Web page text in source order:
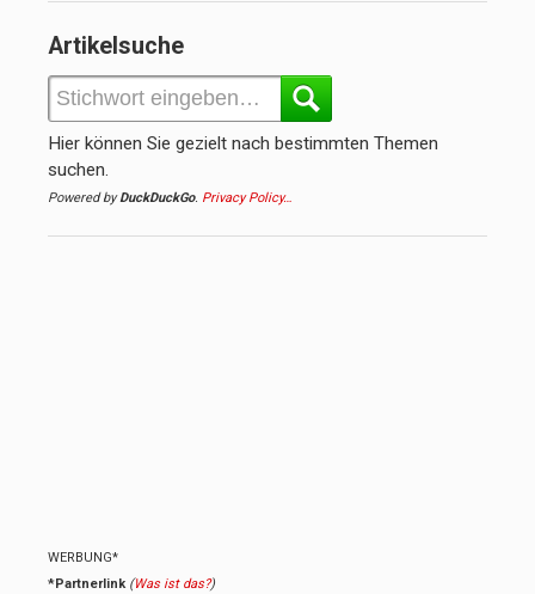
Artikelsuche
Hier können Sie gezielt nach bestimmten Themen
suchen.
Powered byDuckDuckGo. Privacy Policy…
WERBUNG*
*Partnerlink (Was ist das?)